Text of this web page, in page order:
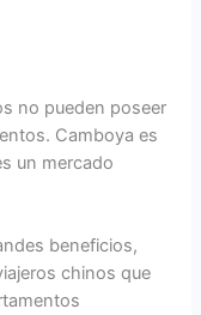
no pueden poseer
Camboya es
un mercado
beneficios,
chinos que